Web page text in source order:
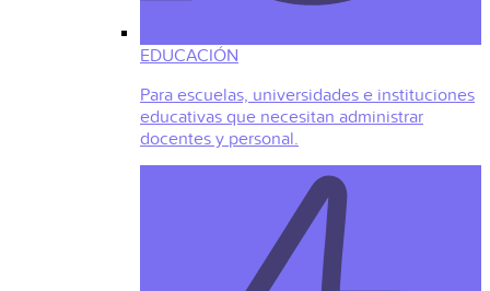
EDUCACIÓN
Para escuelas, universidades e instituciones
educativas que necesitan administrar
docentes y personal.